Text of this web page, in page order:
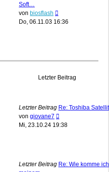
Soft…
von biosflash
Beitrag
Do, 06.11.03 16:36
Letzter Beitrag
Letzter Beitrag Re: Toshiba
von giovane7
Beitrag
Mi, 23.10.24 19:38
Letzter Beitrag Re: Wie komme